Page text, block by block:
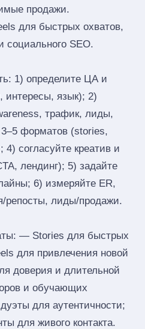
продажи.
для быстрых охватов,
SEO.
1) определите ЦА и
интересы, язык); 2)
трафик, лиды,
форматов (stories,
согласуйте креатив и
лендинг); 5) задайте
6) измеряйте ER,
репосты, лиды/продажи.
— Stories для быстрых
для привлечения новой
доверия и длительной
и обучающих
для аутентичности;
для живого контакта.